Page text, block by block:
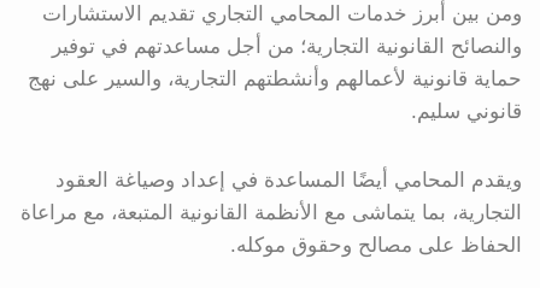
ومن بين أبرز خدمات المحامي التجاري تقديم الاستشارات
والنصائح القانونية التجارية؛ من أجل مساعدتهم في توفير
حماية قانونية لأعمالهم وأنشطتهم التجارية، والسير على نهج
قانوني سليم.
ويقدم المحامي أيضًا المساعدة في إعداد وصياغة العقود
التجارية، بما يتماشى مع الأنظمة القانونية المتبعة، مع مراعاة
الحفاظ على مصالح وحقوق موكله.